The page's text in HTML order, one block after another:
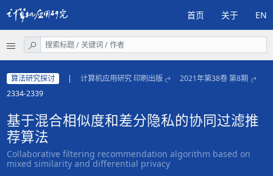
首页 关于 EN
算法研究探讨 | 计算机应用研究 印刷出版
2021年第38卷 第8期
2334-2339
基于混合相似度和差分隐私的协同过滤推
荐算法
Collaborative filtering recommendation algorithm based on
mixed similarity and differential privacy